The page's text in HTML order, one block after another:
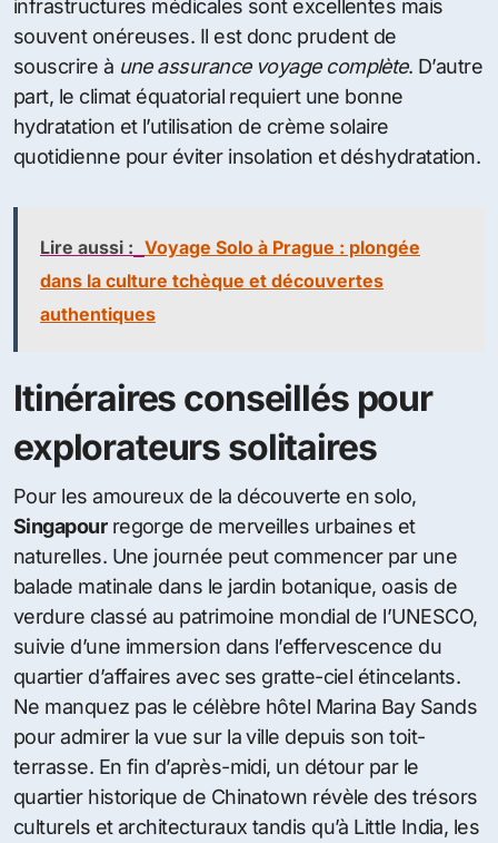
infrastructures médicales sont excellentes mais
souvent onéreuses. Il est donc prudent de
souscrire à une assurance voyage complète. D’autre
part, le climat équatorial requiert une bonne
hydratation et l’utilisation de crème solaire
quotidienne pour éviter insolation et déshydratation.
Lire aussi : Voyage Solo à Prague : plongée
dans la culture tchèque et découvertes
authentiques
Itinéraires conseillés pour
explorateurs solitaires
Pour les amoureux de la découverte en solo,
Singapourregorge de merveilles urbaines et
naturelles. Une journée peut commencer par une
balade matinale dans le jardin botanique, oasis de
verdure classé au patrimoine mondial de l’UNESCO,
suivie d’une immersion dans l’effervescence du
quartier d’affaires avec ses gratte-ciel étincelants.
Ne manquez pas le célèbre hôtel Marina Bay Sands
pour admirer la vue sur la ville depuis son toit-
terrasse. En fin d’après-midi, un détour par le
quartier historique de Chinatown révèle des trésors
culturels et architecturaux tandis qu’à Little India, les